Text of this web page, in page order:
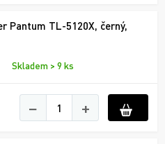
Pantum TL-5120X, černý,
Skladem > 9 ks
− +